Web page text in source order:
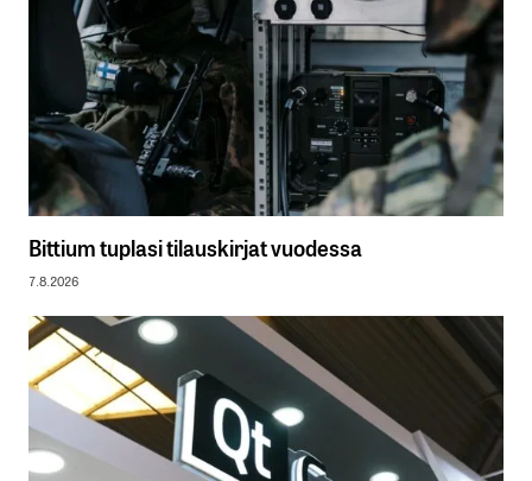
Bittium tuplasi tilauskirjat vuodessa
7.8.2026